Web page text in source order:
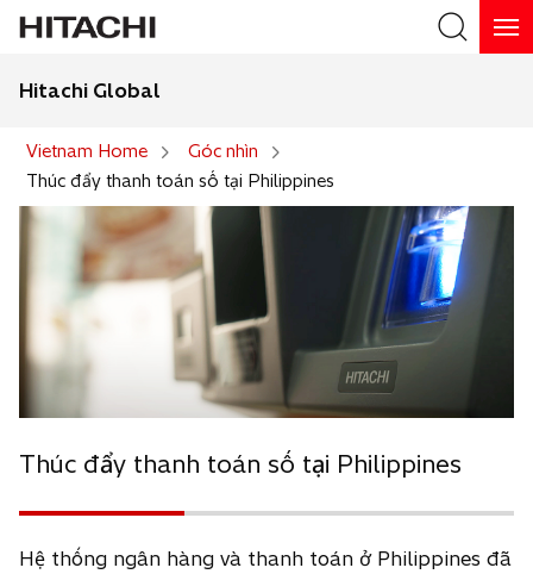
Hitachi Global
Vietnam Home
Góc nhìn
Thúc đẩy thanh toán số tại Philippines
Thúc đẩy thanh toán số tại Philippines
Hệ thống ngân hàng và thanh toán ở Philippines đã